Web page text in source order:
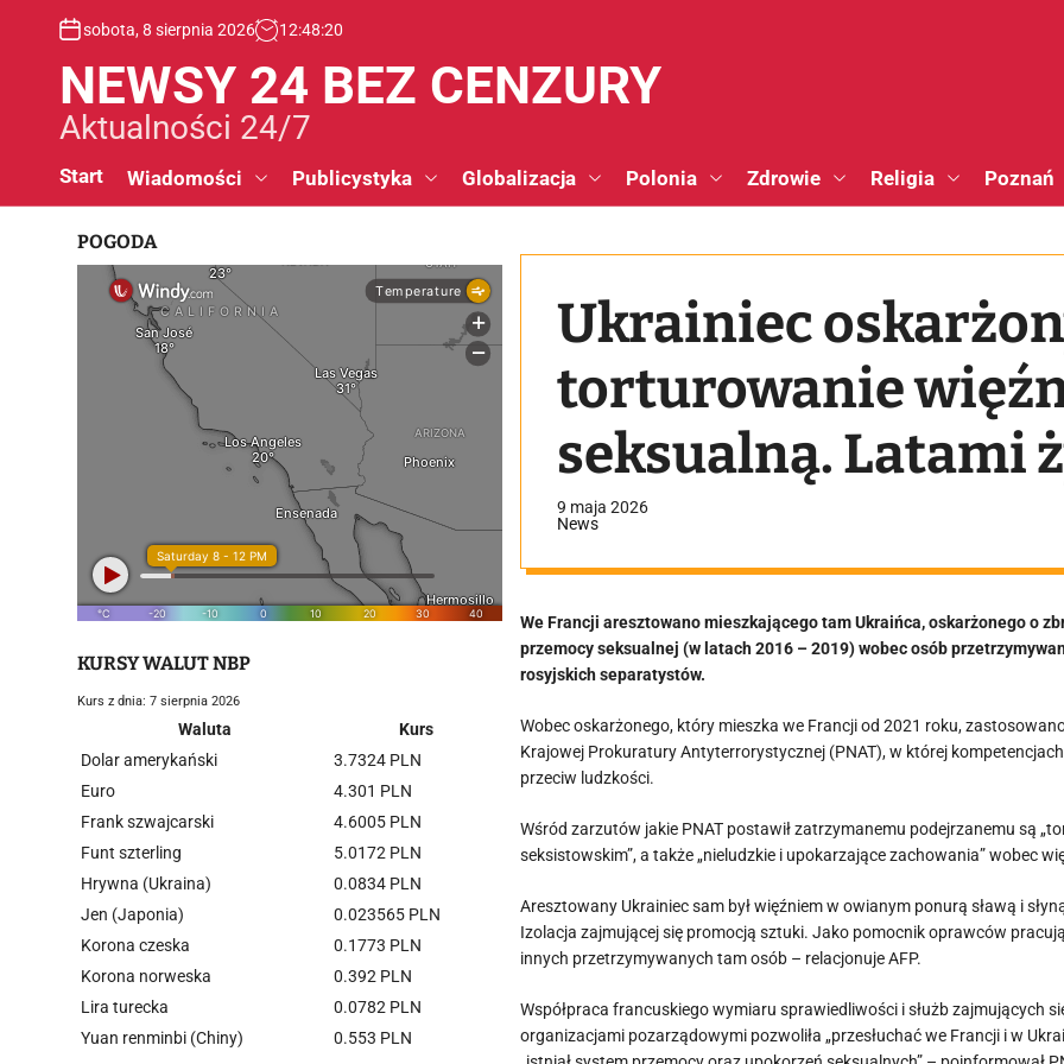
sobota, 8 sierpnia 2026 12:48:20
NEWSY 24 BEZ CENZURY
Aktualności 24/7
Start Wiadomości Publicystyka Globalizacja Polonia Zdrowie Religia Poznań
Ukrainiec
torturowanie
seksualną. Latami
Zachodzie
9 maja 2026
News
We Francji aresztowano mieszkającego tam Ukraińca, oskarżonego o
przemocy seksualnej (w latach 2016 – 2019) wobec osób
rosyjskich separatystów.
Wobec oskarżonego, który mieszka we Francji od 2021 roku,
Krajowej Prokuratury Antyterrorystycznej (PNAT), w której
przeciw ludzkości.
Wśród zarzutów jakie PNAT postawił zatrzymanemu podejrzanemu są
seksistowskim”, a także „nieludzkie i upokarzające zachowania” wobec
Aresztowany Ukrainiec sam był więźniem w owianym ponurą sławą i
Izolacja zajmującej się promocją sztuki. Jako pomocnik oprawców
innych przetrzymywanych tam osób – relacjonuje AFP.
Współpraca francuskiego wymiaru sprawiedliwości i służb zajmujących
organizacjami pozarządowymi pozwoliła „przesłuchać we Francji i w
POGODA
KURSY WALUT NBP
Kurs z dnia: 7 sierpnia 2026
Waluta
Kurs
Dolar amerykański
3.7324 PLN
Euro
4.301 PLN
Frank szwajcarski
4.6005 PLN
Funt szterling
5.0172 PLN
Hrywna (Ukraina)
0.0834 PLN
Jen (Japonia)
0.023565 PLN
Korona czeska
0.1773 PLN
Korona norweska
0.392 PLN
Lira turecka
0.0782 PLN
Yuan renminbi (Chiny)
0.553 PLN